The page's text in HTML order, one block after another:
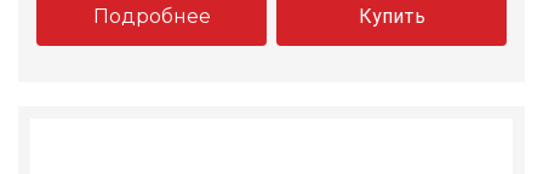
Подробнее Купить